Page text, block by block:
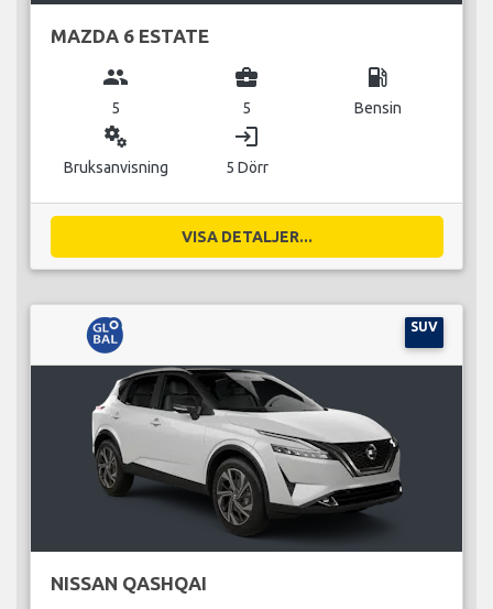
MAZDA 6 ESTATE
group
5
business_center
5
local_gas_station
Bensin
miscellaneous_services
Bruksanvisning
login
5 Dörr
VISA DETALJER...
SUV
NISSAN QASHQAI